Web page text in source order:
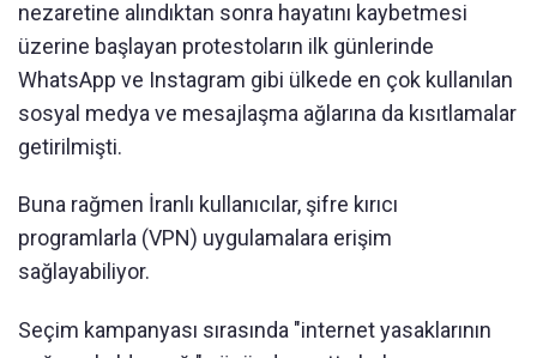
nezaretine alındıktan sonra hayatını kaybetmesi
üzerine başlayan protestoların ilk günlerinde
WhatsApp ve Instagram gibi ülkede en çok kullanılan
sosyal medya ve mesajlaşma ağlarına da kısıtlamalar
getirilmişti.
Buna rağmen İranlı kullanıcılar, şifre kırıcı
programlarla (VPN) uygulamalara erişim
sağlayabiliyor.
Seçim kampanyası sırasında "internet yasaklarının